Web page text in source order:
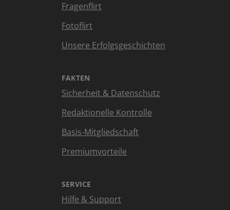
Fragenflirt
Fotoflirt
Unsere Erfolgsgeschichten
FAKTEN
Sicherheit & Datenschutz
Redaktionelle Kontrolle
Basis-Mitgliedschaft
Premiumvorteile
SERVICE
Hilfe & Support